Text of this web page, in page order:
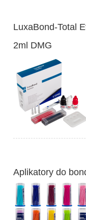
LuxaBond-Total
2ml DMG
Aplikatory do